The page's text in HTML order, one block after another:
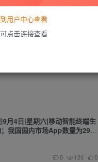
月4日|星期六|移动智能终端生
我国国内市场App数量为291
24%
0 136 0
用户中心查看
点击连接查看